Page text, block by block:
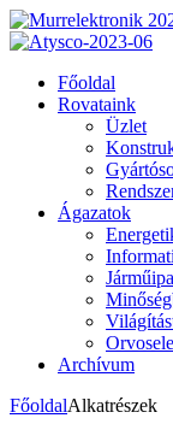
Főoldal
Rovataink
Üzlet
Ágazatok
Archívum
FőoldalAlkatrészek